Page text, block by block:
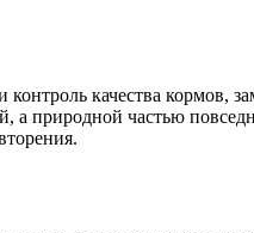
качества кормов,
природной частью